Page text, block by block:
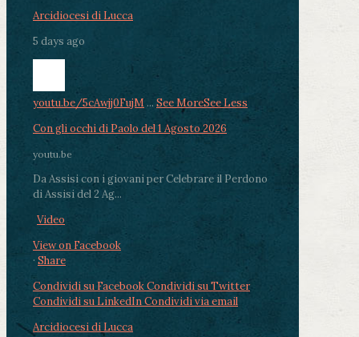
Arcidiocesi di Lucca
5 days ago
youtu.be/5cAwjj0FujM ... See MoreSee Less
Con gli occhi di Paolo del 1 Agosto 2026
youtu.be
Da Assisi con i giovani per Celebrare il Perdono
di Assisi del 2 Ag...
Video
View on Facebook
· Share
Condividi su FacebookCondividi su Twitter
Condividi su LinkedInCondividi via email
Arcidiocesi di Lucca